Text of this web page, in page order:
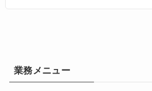
業務メニュー